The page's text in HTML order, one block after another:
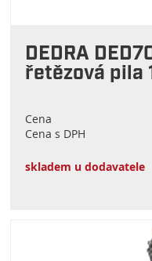
DEDRA
řetězová pila
Cena
Cena s DPH
skladem u dodavatele